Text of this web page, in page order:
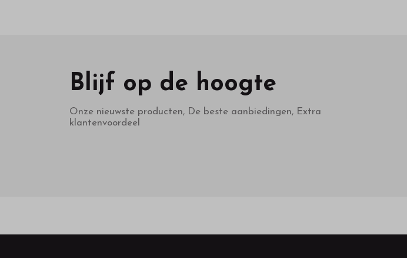
Blijf op de hoogte
Onze nieuwste producten, De beste aanbiedingen, Extra
klantenvoordeel